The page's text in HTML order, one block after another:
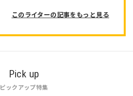
このライターの記事をもっと見る
Pick up
ピックアップ特集